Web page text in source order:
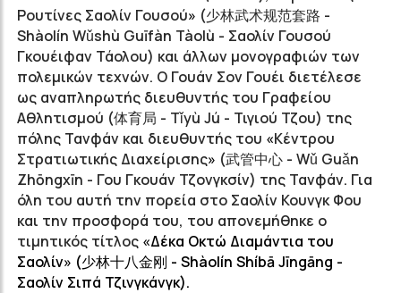
Ρουτίνες Σαολίν Γουσού» (少林武术规范套路 -
Shàolín Wǔshù Guīfàn Tàolù - Σαολίν Γουσού
Γκουέιφαν Τάολου) και άλλων μονογραφιών των
πολεμικών τεχνών. Ο Γουάν Σον Γουέι διετέλεσε
ως αναπληρωτής διευθυντής του Γραφείου
Αθλητισμού (体育局 - Tǐyù Jú - Τιγιού Τζου) της
πόλης Τανφάν και διευθυντής του «Κέντρου
Στρατιωτικής Διαχείρισης» (武管中心 - Wǔ Guǎn
Zhōngxīn - Γου Γκουάν Τζονγκσίν) της Τανφάν. Για
όλη του αυτή την πορεία στο Σαολίν Κουνγκ Φου
και την προσφορά του, του απονεμήθηκε ο
τιμητικός τίτλος «Δέκα Οκτώ Διαμάντια του
Σαολίν» (少林十八金刚 - Shàolín Shíbā Jīngāng -
Σαολίν Σιπά Τζινγκάνγκ).